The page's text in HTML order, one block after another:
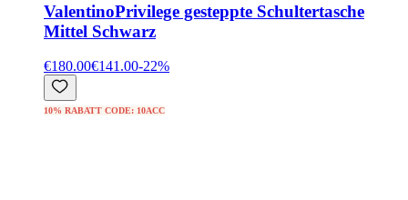
ValentinoPrivilege gesteppte Schultertasche
Mittel Schwarz
€180.00€141.00-22%
10% RABATT CODE: 10ACC